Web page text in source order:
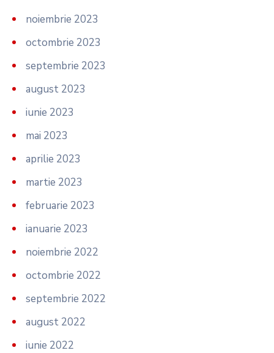
noiembrie 2023
octombrie 2023
septembrie 2023
august 2023
iunie 2023
mai 2023
aprilie 2023
martie 2023
februarie 2023
ianuarie 2023
noiembrie 2022
octombrie 2022
septembrie 2022
august 2022
iunie 2022